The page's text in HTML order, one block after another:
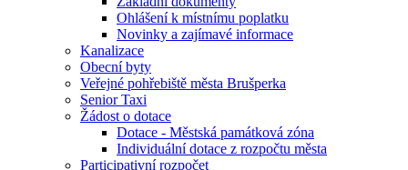
Ohlášení k místnímu poplatku
Novinky a zajímavé informace
Kanalizace
Obecní byty
Veřejné pohřebiště města Brušperka
Senior Taxi
Žádost o dotace
Dotace - Městská památková zóna
Individuální dotace z rozpočtu města
Participativní rozpočet